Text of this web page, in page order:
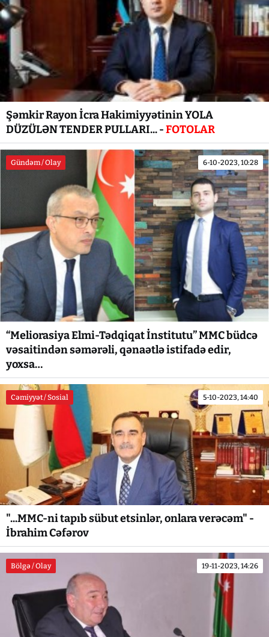
Şəmkir Rayon İcra Hakimiyyətinin YOLA
DÜZÜLƏN TENDER PULLARI... -FOTOLAR
Gündəm / Olay 6-10-2023, 10:28
“Meliorasiya Elmi-Tədqiqat İnstitutu” MMC büdcə
vəsaitindən səmərəli, qənaətlə istifadə edir,
yoxsa…
Cəmiyyət / Sosial 5-10-2023, 14:40
"...MMC-ni tapıb sübut etsinlər, onlara verəcəm" -
İbrahim Cəfərov
Bölgə / Olay 19-11-2023, 14:26